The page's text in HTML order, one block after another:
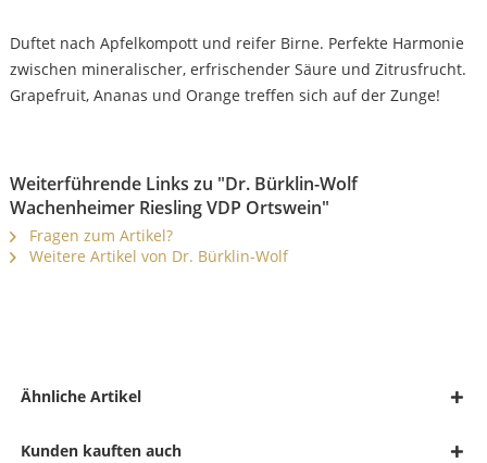
Duftet nach Apfelkompott und reifer Birne. Perfekte Harmonie
zwischen mineralischer, erfrischender Säure und Zitrusfrucht.
Grapefruit, Ananas und Orange treffen sich auf der Zunge!
Weiterführende Links zu "Dr. Bürklin-Wolf
Wachenheimer Riesling VDP Ortswein"
Fragen zum Artikel?
Weitere Artikel von Dr. Bürklin-Wolf
Ähnliche Artikel
Kunden kauften auch